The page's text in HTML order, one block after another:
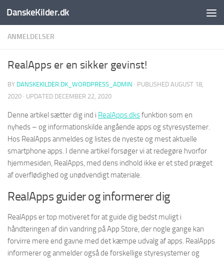
Skip to content
DanskeKilder.dk
ANMELDELSER
RealApps er en sikker gevinst!
BY DANSKEKILDER.DK_WORDPRESS_ADMIN · PUBLISHED AUGUST 18,
2020 · UPDATED DECEMBER 22, 2020
Denne artikel sætter dig ind i RealApps.dksfunktion som en
nyheds – og informationskilde angående apps og styresystemer.
Hos RealApps anmeldes og listes de nyeste og mest aktuelle
smartphone apps. I denne artikel forsøger vi at redegøre hvorfor
hjemmesiden, RealApps, med dens indhold ikke er et sted præget
af overflødighed og unødvendigt materiale.
RealApps guider og informerer dig
RealApps er top motiveret for at guide dig bedst muligt i
håndteringen af din vandring på App Store, der nogle gange kan
forvirre mere end gavne med det kæmpe udvalg af apps. RealApps
informerer og anmelder også de forskellige styresystemer og